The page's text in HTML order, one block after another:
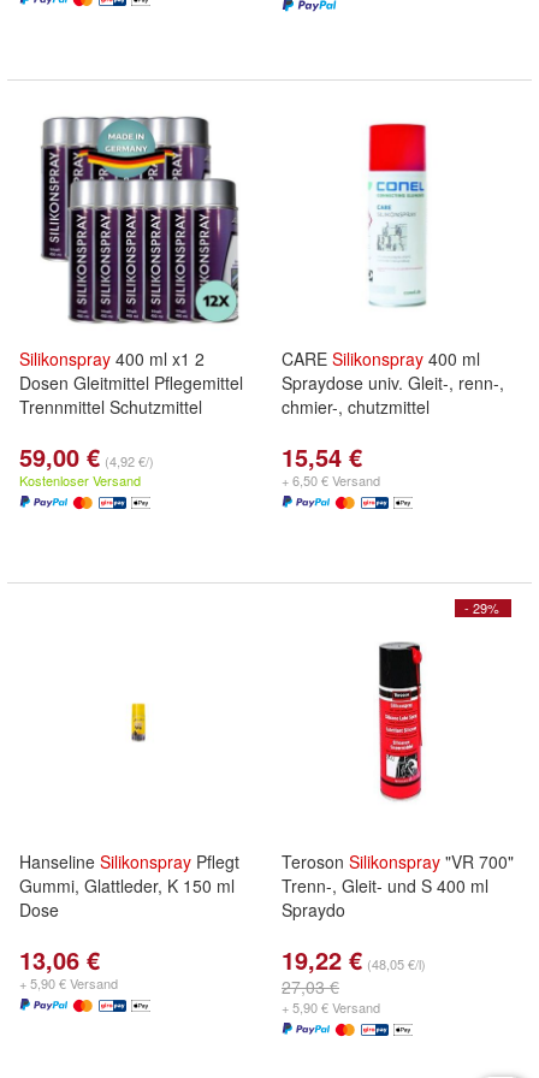
Silikonspray 400 ml x1 2
Dosen Gleitmittel Pflegemittel
Trennmittel Schutzmittel
59,00 € (4,92 €/)
Kostenloser Versand
CARE Silikonspray 400 ml
Spraydose univ. Gleit-, renn-,
chmier-, chutzmittel
15,54 €
+ 6,50 € Versand
Hanseline Silikonspray Pflegt
Gummi, Glattleder, K 150 ml
Dose
13,06 €
+ 5,90 € Versand
- 29%
Teroson Silikonspray "VR 700"
Trenn-, Gleit- und S 400 ml
Spraydo
19,22 € (48,05 €/l)
27,03 €
+ 5,90 € Versand